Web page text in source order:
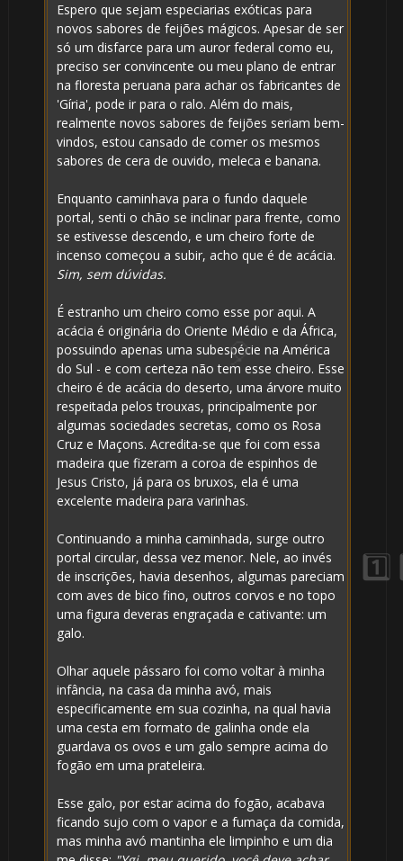
Espero que sejam especiarias exóticas para
novos sabores de feijões mágicos. Apesar de ser
só um disfarce para um auror federal como eu,
preciso ser convincente ou meu plano de entrar
na floresta peruana para achar os fabricantes de
'Gíria', pode ir para o ralo. Além do mais,
realmente novos sabores de feijões seriam bem-
vindos, estou cansado de comer os mesmos
sabores de cera de ouvido, meleca e banana.
Enquanto caminhava para o fundo daquele
portal, senti o chão se inclinar para frente, como
se estivesse descendo, e um cheiro forte de
incenso começou a subir, acho que é de acácia.
Sim, sem dúvidas.
É estranho um cheiro como esse por aqui. A
acácia é originária do Oriente Médio e da África,
possuindo apenas uma subespécie na América
do Sul - e com certeza não tem esse cheiro. Esse
cheiro é de acácia do deserto, uma árvore muito
respeitada pelos trouxas, principalmente por
algumas sociedades secretas, como os Rosa
Cruz e Maçons. Acredita-se que foi com essa
madeira que fizeram a coroa de espinhos de
Jesus Cristo, já para os bruxos, ela é uma
excelente madeira para varinhas.
Continuando a minha caminhada, surge outro
portal circular, dessa vez menor. Nele, ao invés
de inscrições, havia desenhos, algumas pareciam
com aves de bico fino, outros corvos e no topo
uma figura deveras engraçada e cativante: um
galo.
Olhar aquele pássaro foi como voltar à minha
infância, na casa da minha avó, mais
especificamente em sua cozinha, na qual havia
uma cesta em formato de galinha onde ela
guardava os ovos e um galo sempre acima do
fogão em uma prateleira.
Esse galo, por estar acima do fogão, acabava
ficando sujo com o vapor e a fumaça da comida,
mas minha avó mantinha ele limpinho e um dia
⚡
🎂
1️⃣ 8️⃣
🎈